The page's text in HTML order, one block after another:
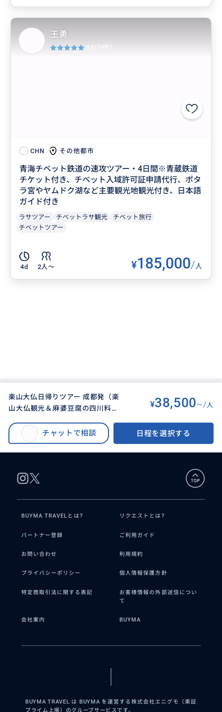
CHN その他都市
青海チベット鉄道の速攻ツアー・4日間※青蔵鉄道
チケット付き、チベット入域許可証申請代行、ポタ
ラ宮やヤムドク湖など主要観光地観光付き、日本語
ガイド付き
ラサツアー チベットラサ観光
チベット旅行
チベットツアー
4d 2人〜 ¥185,000/人
王勇
5.0 (34件)
楽山大仏日帰りツアー 成都発（楽
山大仏観光＆麻婆豆腐の四川料理
切チャーター）
¥38,500~/ 人
チャットで相談 日程を選択する
楽山大仏日帰りツアー 成都発（楽山大仏観光＆麻婆豆腐の四川料理の昼食付
＆日本語ガイドと車の貸切チャーター）
BUYMA TRAVELとは? リクエストとは?
パートナー登録 ご利用ガイド
お問い合わせ 利用規約
プライバシーポリシー 個人情報保護方針
特定商取引法に関する表記
お客様情報の外部送信につい
て
会社案内 BUYMA
BUYMA TRAVEL は BUYMA を運営する株式会社エニグモ（東証
プライム上場）のグループサービスです。